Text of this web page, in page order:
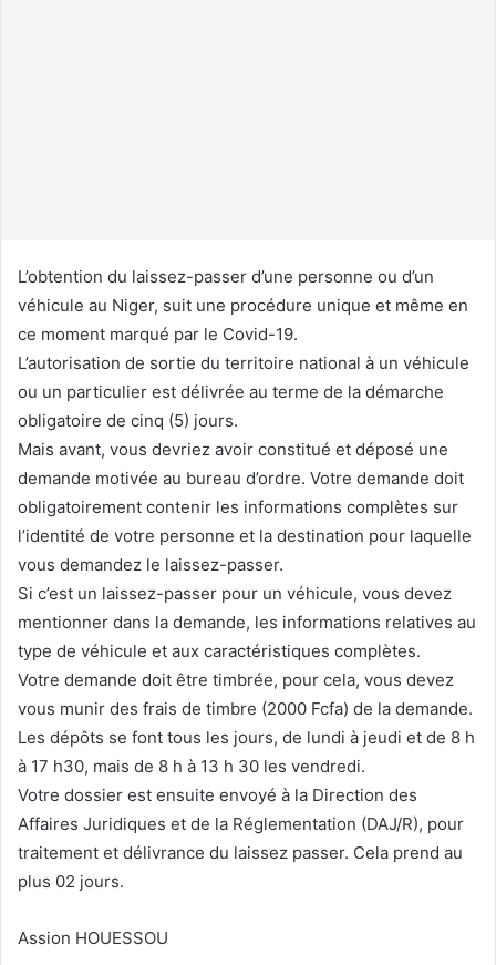
e
l
L’obtention du laissez-passer d’une personne ou d’un
véhicule au Niger, suit une procédure unique et même en
ce moment marqué par le Covid-19.
L’autorisation de sortie du territoire national à un véhicule
ou un particulier est délivrée au terme de la démarche
obligatoire de cinq (5) jours.
Mais avant, vous devriez avoir constitué et déposé une
demande motivée au bureau d’ordre. Votre demande doit
obligatoirement contenir les informations complètes sur
l’identité de votre personne et la destination pour laquelle
vous demandez le laissez-passer.
Si c’est un laissez-passer pour un véhicule, vous devez
mentionner dans la demande, les informations relatives au
type de véhicule et aux caractéristiques complètes.
Votre demande doit être timbrée, pour cela, vous devez
vous munir des frais de timbre (2000 Fcfa) de la demande.
Les dépôts se font tous les jours, de lundi à jeudi et de 8 h
à 17 h30, mais de 8 h à 13 h 30 les vendredi.
Votre dossier est ensuite envoyé à la Direction des
Affaires Juridiques et de la Réglementation (DAJ/R), pour
traitement et délivrance du laissez passer. Cela prend au
plus 02 jours.
Assion HOUESSOU